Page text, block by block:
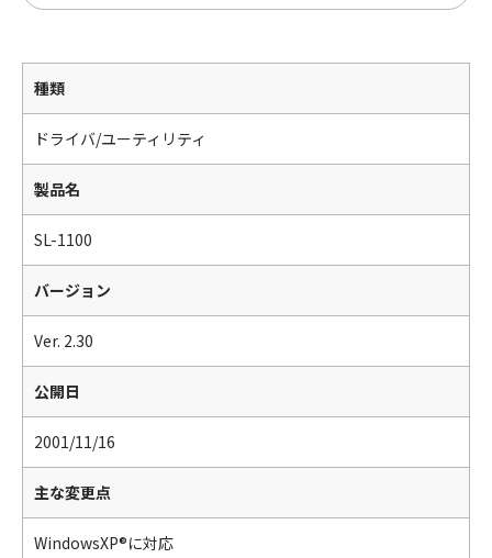
種類
ドライバ/ユーティリティ
製品名
SL-1100
バージョン
Ver. 2.30
公開日
2001/11/16
主な変更点
WindowsXP®に対応